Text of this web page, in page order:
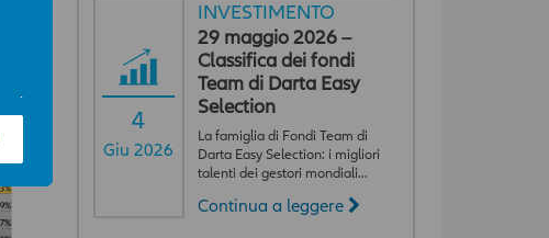
4
Giu 2026
INVESTIMENTO
29 maggio 2026 –
Classifica dei fondi
Team di Darta Easy
Selection
La famiglia di Fondi Team di
Darta Easy Selection: i migliori
talenti dei gestori mondiali…
Continua a leggere